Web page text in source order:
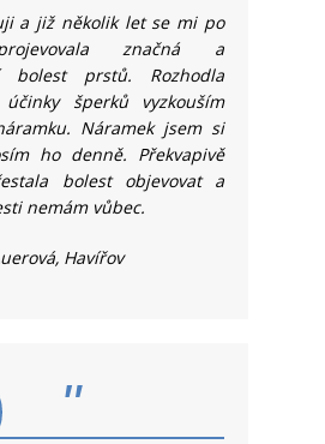
a již několik let se mi po
značná a
bolest prstů. Rozhodla
šperků vyzkouším
Náramek jsem si
ho denně. Překvapivě
bolest objevovat a
nemám vůbec.
Havířov
"